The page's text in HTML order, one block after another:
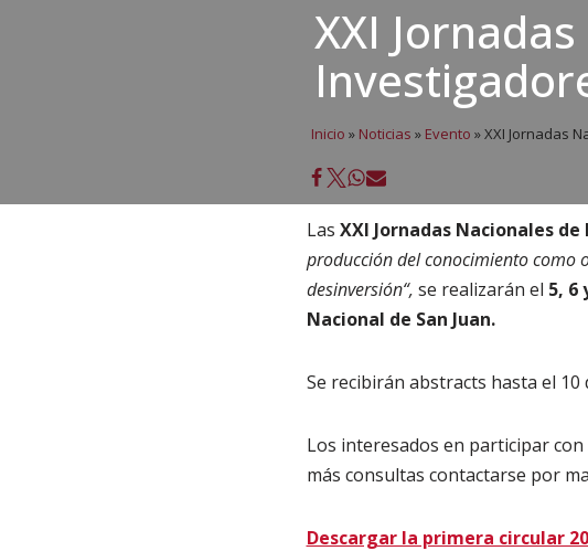
XXI
Inicio » Noticias » Evento »XXI Jornadas
Las XXI Jornadas Nacionales
producción del conocimiento como
desinversión“, se realizarán el 5, 6
Nacional de San Juan.
Se recibirán abstracts hasta el 10
Los interesados en participar
más consultas contactarse por
Descargar la primera circular